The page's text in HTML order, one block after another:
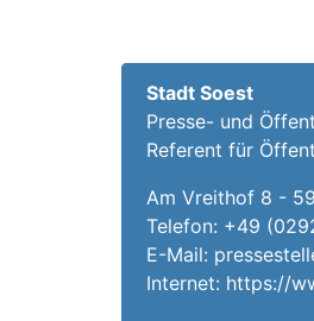
Stadt Soest
Presse- und
Referent für
Am Vreithof 8 -
Telefon: +49
E-Mail:
Internet: https://